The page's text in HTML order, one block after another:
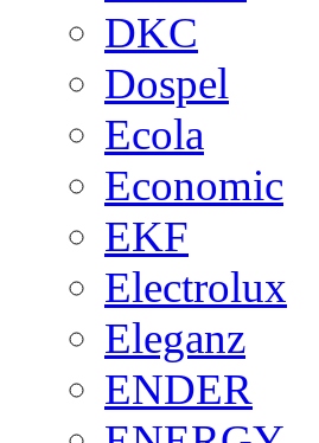
DKC
Dospel
Ecola
Economic
EKF
Electrolux
Eleganz
ENDER